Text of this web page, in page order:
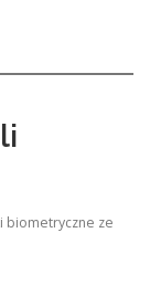
biometryczne ze